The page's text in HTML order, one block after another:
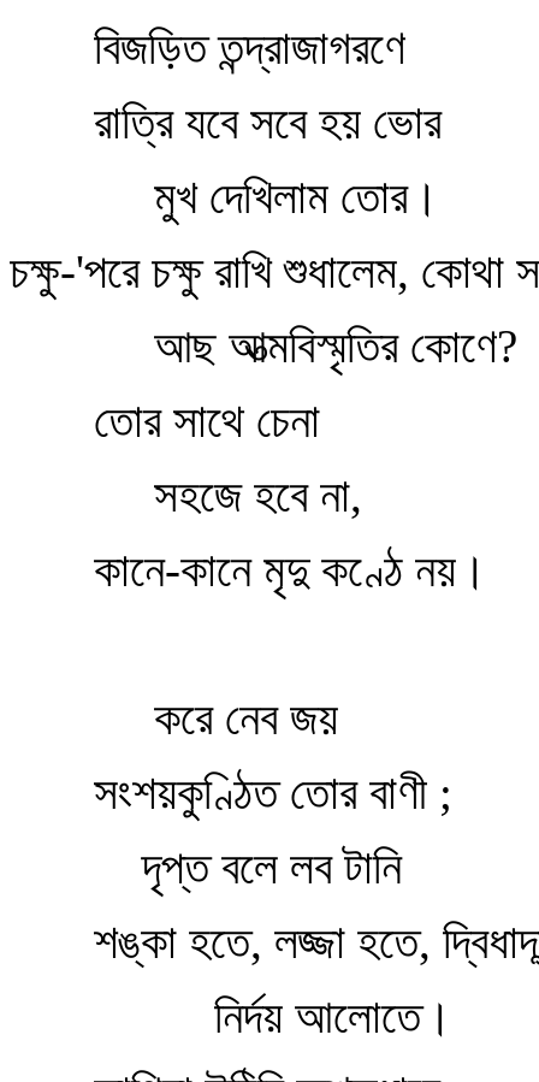
বিজড়িত তন্দ্রাজাগরণে
রাত্রি যবে সবে হয় ভোর
মুখ দেখিলাম তোর।
চক্ষু-'পরে চক্ষু রাখি শুধালেম, কোথা
আছ আত্মবিস্মৃতির কোণে?
তোর সাথে চেনা
সহজে হবে না,
কানে-কানে মৃদু কণ্ঠে নয়।
করে নেব জয়
সংশয়কুণ্ঠিত তোর বাণী ;
দৃপ্ত বলে লব টানি
শঙ্কা হতে, লজ্জা হতে,
নির্দয় আলোতে।